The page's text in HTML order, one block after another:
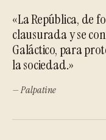
«La República, de
clausurada y se
Galáctico, para
la sociedad.»
— Palpatine